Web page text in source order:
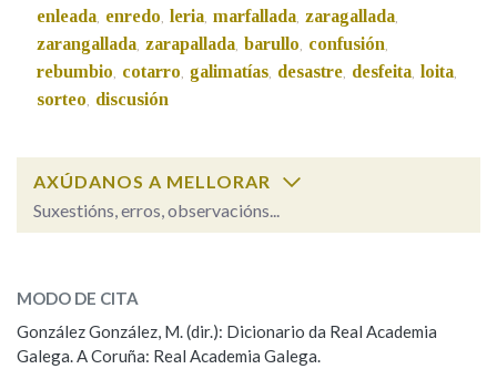
Nas definicións
Nos exemplos
Na fraseoloxía
Marcas gramaticais
enleada, enredo, leria, marfallada, zaragallada,
zarangallada, zarapallada, barullo, confusión,
rebumbio, cotarro, galimatías, desastre, desfeita, loita,
sorteo, discusión
AXÚDANOS A MELLORAR
Suxestións, erros, observacións...
ESCOLLE UNHA OPCIÓN:
Observación Hai un erro na palabra
MODO DE CITA
González González, M. (dir.): Dicionario da Real Academia
Galega. A Coruña: Real Academia Galega.